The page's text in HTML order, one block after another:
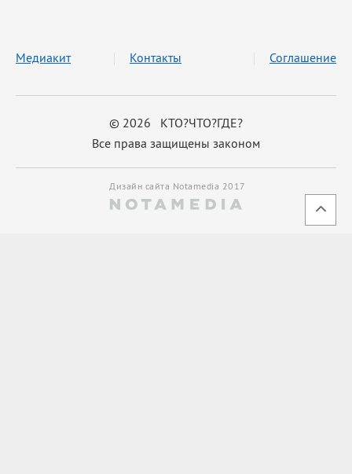
© 2026 КТО?ЧТО?ГДЕ?
Все права защищены законом
Медиакит Контакты Соглашение
Дизайн сайта Notamedia 2017